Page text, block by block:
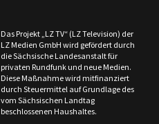
Das Projekt „LZ TV“ (LZ Television) der
LZ Medien GmbH wird gefördert durch
die Sächsische Landesanstalt für
privaten Rundfunk und neue Medien.
Diese Maßnahme wird mitfinanziert
durch Steuermittel auf Grundlage des
vom Sächsischen Landtag
beschlossenen Haushaltes.